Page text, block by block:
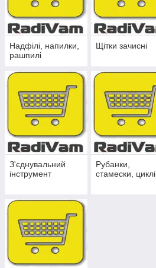
Надфілі, напилки,
рашпилі
Щітки зачисні
З'єднувальний
інструмент
Рубанки,
стамески, циклі